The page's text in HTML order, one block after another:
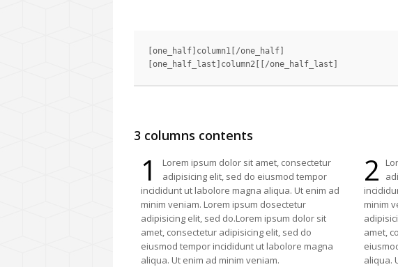
[one_half]column1[/one_half]
3 columns contents
1
Lorem ipsum dolor sit amet, consectetur
adipisicing elit, sed do eiusmod tempor
incididunt ut labolore magna aliqua. Ut enim ad
minim veniam. Lorem ipsum dosectetur
adipisicing elit, sed do.Lorem ipsum dolor sit
amet, consectetur adipisicing elit, sed do
eiusmod tempor incididunt ut labolore magna
aliqua. Ut enim ad minim veniam.
2
minim
amet,
aliqua.